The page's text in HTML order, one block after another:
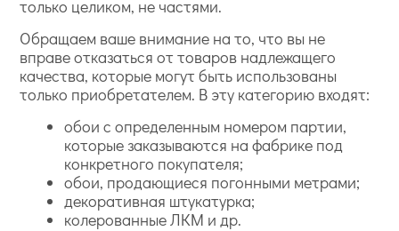
только целиком, не частями.
Обращаем ваше внимание на то, что вы не
вправе отказаться от товаров надлежащего
качества, которые могут быть использованы
только приобретателем. В эту категорию входят:
обои с определенным номером партии,
которые заказываются на фабрике под
конкретного покупателя;
обои, продающиеся погонными метрами;
декоративная штукатурка;
колерованные ЛКМ и др.